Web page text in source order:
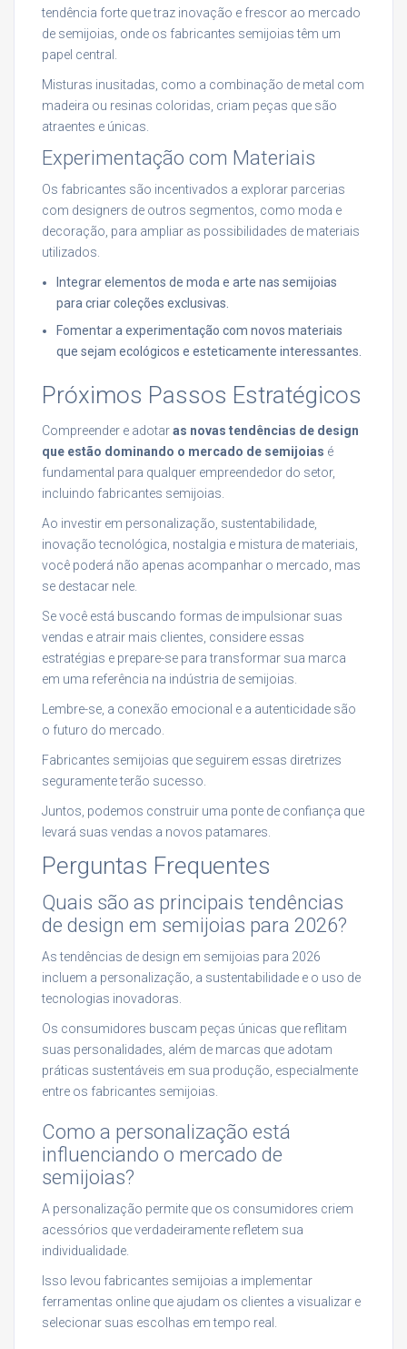
tendência forte que traz inovação e frescor ao mercado
de semijoias, onde os fabricantes semijoias têm um
papel central.
Misturas inusitadas, como a combinação de metal com
madeira ou resinas coloridas, criam peças que são
atraentes e únicas.
Experimentação com Materiais
Os fabricantes são incentivados a explorar parcerias
com designers de outros segmentos, como moda e
decoração, para ampliar as possibilidades de materiais
utilizados.
Integrar elementos de moda e arte nas semijoias
para criar coleções exclusivas.
Fomentar a experimentação com novos materiais
que sejam ecológicos e esteticamente interessantes.
Próximos Passos Estratégicos
Compreender e adotaras novas tendências de design
que estão dominando o mercado de semijoias é
fundamental para qualquer empreendedor do setor,
incluindo fabricantes semijoias.
Ao investir em personalização, sustentabilidade,
inovação tecnológica, nostalgia e mistura de materiais,
você poderá não apenas acompanhar o mercado, mas
se destacar nele.
Se você está buscando formas de impulsionar suas
vendas e atrair mais clientes, considere essas
estratégias e prepare-se para transformar sua marca
em uma referência na indústria de semijoias.
Lembre-se, a conexão emocional e a autenticidade são
o futuro do mercado.
Fabricantes semijoias que seguirem essas diretrizes
seguramente terão sucesso.
Juntos, podemos construir uma ponte de confiança que
levará suas vendas a novos patamares.
Perguntas Frequentes
Quais são as principais tendências
de design em semijoias para 2026?
As tendências de design em semijoias para 2026
incluem a personalização, a sustentabilidade e o uso de
tecnologias inovadoras.
Os consumidores buscam peças únicas que reflitam
suas personalidades, além de marcas que adotam
práticas sustentáveis em sua produção, especialmente
entre os fabricantes semijoias.
Como a personalização está
influenciando o mercado de
semijoias?
A personalização permite que os consumidores criem
acessórios que verdadeiramente refletem sua
individualidade.
Isso levou fabricantes semijoias a implementar
ferramentas online que ajudam os clientes a visualizar e
selecionar suas escolhas em tempo real.